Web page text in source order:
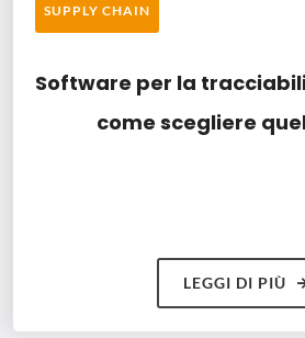
SUPPLY CHAIN
Software per la
come scegliere
LEGGI DI PIÙ